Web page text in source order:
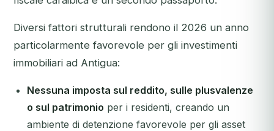
Diversi fattori strutturali rendono il 2026 un anno
particolarmente favorevole per gli investimenti
immobiliari ad Antigua:
Nessuna imposta sul reddito, sulle plusvalenze
o sul patrimonio per i residenti, creando un
ambiente di detenzione favorevole per gli asset